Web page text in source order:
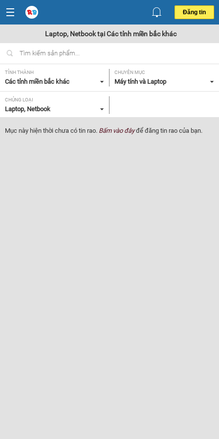
Đăng tin
Laptop, Netbook tại Các tỉnh miền bắc khác
TỈNH THÀNH
Các tỉnh miền bắc khác
CHUYÊN MỤC
Máy tính và Laptop
CHỦNG LOẠI
Laptop, Netbook
Mục này hiện thời chưa có tin rao. Bấm vào đâyđể đăng tin rao của bạn.